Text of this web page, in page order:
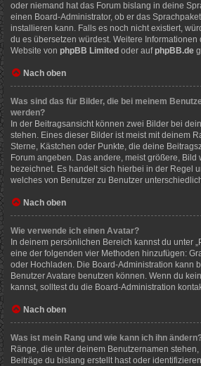
oder niemand hat das Forum bislang in deine
einen Board-Administrator, ob er das
installieren kann. Falls es noch nicht existiert,
du es übersetzen würdest. Weitere
Website von phpBB Limited oder aufphpBB.de
Nach oben
Was sind das für Bilder, die bei meinem
werden?
In der Beitragsansicht können zwei Bilder bei
stehen. Eines dieser Bilder ist meist mit deinem
Sterne, Kästchen oder Punkte, die deine
Forum angeben. Das andere, meist größere, Bild
bezeichnet. Es handelt sich hierbei in der Regel
welches von Benutzer zu Benutzer
Nach oben
Wie verwende ich einen Avatar?
In deinem persönlichen Bereich kannst du unter
eine der folgenden vier Methoden hinzufügen:
oder Hochladen. Die Board-Administration kann
Benutzer Avatare benutzen können. Wenn du
kannst, solltest du die Board-Administration
Nach oben
Was ist mein Rang und wie kann ich ihn
Ränge, die unter deinem Benutzernamen
Beiträge du bislang erstellt hast oder